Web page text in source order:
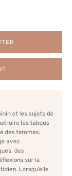
et les sujets de
les tabous
des femmes.
avec
des
sur la
Lorsqu’elle